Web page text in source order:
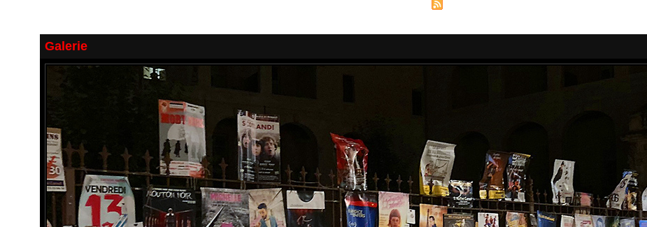
Galerie